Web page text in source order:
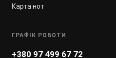
Карта нот
ГРАФІК РОБОТИ
+380 97 499 67 72